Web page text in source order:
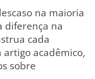
na maioria
diferença na
cada
artigo acadêmico,
sobre